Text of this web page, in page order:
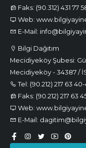
Faks: (90.312) 431 77
Web:
E-Mail:
Bilgi Dağıtım
Mecidiyeköy Şubesi:
Mecidiyeköy - 34387 /
Tel: (90.212) 217 63
Faks: (90.212) 217 63
Web:
E-Mail: